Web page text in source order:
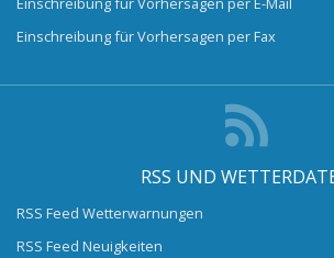
Einschreibung für Vorhersagen per Fax
RSS UND
RSS Feed Wetterwarnungen
RSS Feed Neuigkeiten